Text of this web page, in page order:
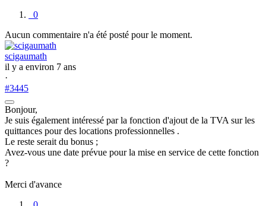
0
Aucun commentaire n'a été posté pour le moment.
scigaumath
il y a environ 7 ans
·
#3445
Bonjour,
Je suis également intéressé par la fonction d'ajout de la TVA sur les
quittances pour des locations professionnelles .
Le reste serait du bonus ;
Avez-vous une date prévue pour la mise en service de cette fonction
?
Merci d'avance